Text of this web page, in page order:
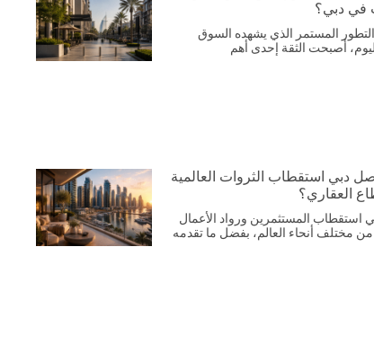
في دبي؟
المستمر الذي يشهده السوق
أصبحت الثقة إحدى أهم
دبي استقطاب الثروات العالمية
العقاري؟
استقطاب المستثمرين ورواد الأعمال
من مختلف أنحاء العالم، بفضل ما تقدمه